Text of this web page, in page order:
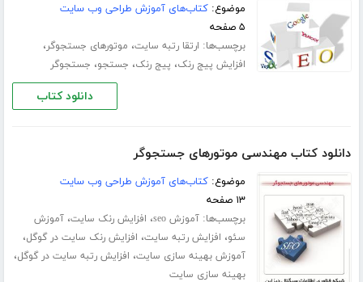
موضوع:کتاب‌های آموزش طراحی وب سایت
۵ صفحه
برچسب‌ها: ارتقا رتبه سایت، موتورهای جستجوگر،
افزایش پیج رنک، پیج رنک، جستجو، جستجوگر
دانلود کتاب
دانلود کتاب مهندسی موتورهای جستجوگر
موضوع:کتاب‌های آموزش طراحی وب سایت
۱۳ صفحه
برچسب‌ها:آموزش seo ، افزایش رنک سایت،آموزش
سئو، افزایش رتبه سایت، افزایش رنک سایت در گوگل،
آموزش بهینه سازی سایت، افزایش رتبه سایت در گوگل،
بهینه سازی سایت